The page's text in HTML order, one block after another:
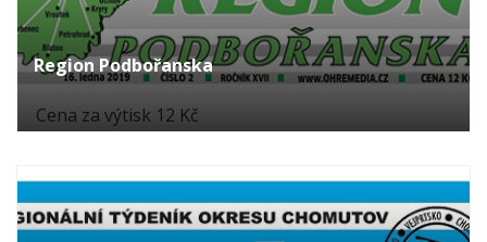
Region Podbořanska
Cena za výtisk 12 Kč